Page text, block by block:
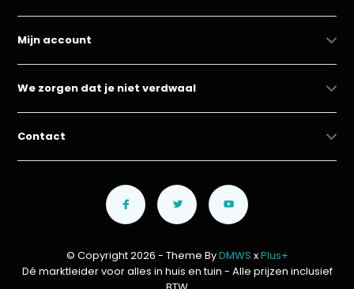
Mijn account
We zorgen dat je niet verdwaal
Contact
© Copyright 2026 - Theme ByDMWS xPlus+
Dé marktleider voor alles in huis en tuin - Alle prijzen inclusief